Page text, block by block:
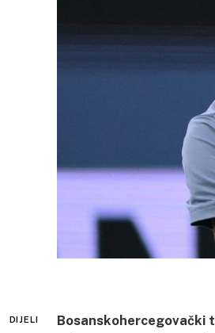
DIJELI
Bosanskohercegovački